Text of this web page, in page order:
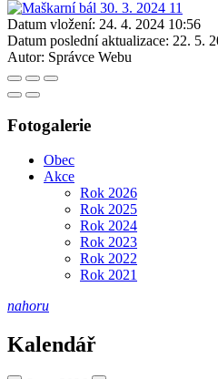
Datum vložení: 24. 4. 2024 10:56
Datum poslední aktualizace: 22. 5.
Autor: Správce Webu
Fotogalerie
Obec
Akce
Rok 2026
Rok 2025
Rok 2024
Rok 2023
Rok 2022
Rok 2021
nahoru
Kalendář